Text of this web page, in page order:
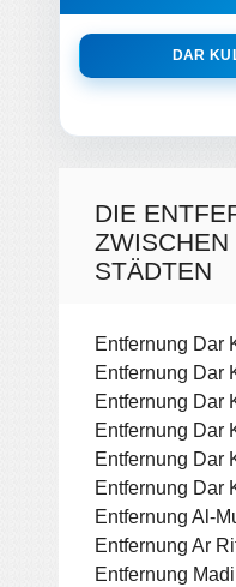
DAR
DIE
STÄDTEN
Entfernung Dar
Entfernung Dar
Entfernung Dar
Entfernung Dar
Entfernung Dar
Entfernung Dar
Entfernung Al-
Entfernung Ar
Entfernung